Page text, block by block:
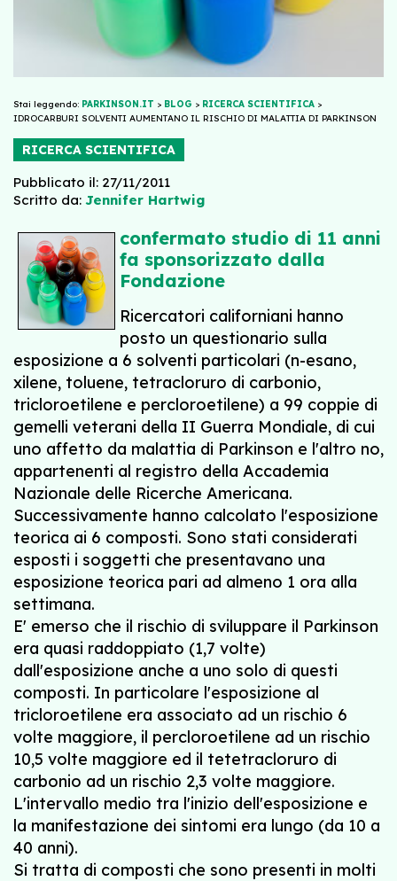
Stai leggendo: PARKINSON.IT > BLOG > RICERCA SCIENTIFICA >
IDROCARBURI SOLVENTI AUMENTANO IL RISCHIO DI MALATTIA DI PARKINSON
RICERCA SCIENTIFICA
Pubblicato il: 27/11/2011
Scritto da: Jennifer Hartwig
confermato studio di 11 anni
fa sponsorizzato dalla
Fondazione
Ricercatori californiani hanno
posto un questionario sulla
esposizione a 6 solventi particolari (n-esano,
xilene, toluene, tetracloruro di carbonio,
tricloroetilene e percloroetilene) a 99 coppie di
gemelli veterani della II Guerra Mondiale, di cui
uno affetto da malattia di Parkinson e l'altro no,
appartenenti al registro della Accademia
Nazionale delle Ricerche Americana.
Successivamente hanno calcolato l'esposizione
teorica ai 6 composti. Sono stati considerati
esposti i soggetti che presentavano una
esposizione teorica pari ad almeno 1 ora alla
settimana.
E' emerso che il rischio di sviluppare il Parkinson
era quasi raddoppiato (1,7 volte)
dall'esposizione anche a uno solo di questi
composti. In particolare l'esposizione al
tricloroetilene era associato ad un rischio 6
volte maggiore, il percloroetilene ad un rischio
10,5 volte maggiore ed il tetetracloruro di
carbonio ad un rischio 2,3 volte maggiore.
L'intervallo medio tra l'inizio dell'esposizione e
la manifestazione dei sintomi era lungo (da 10 a
40 anni).
Si tratta di composti che sono presenti in molti